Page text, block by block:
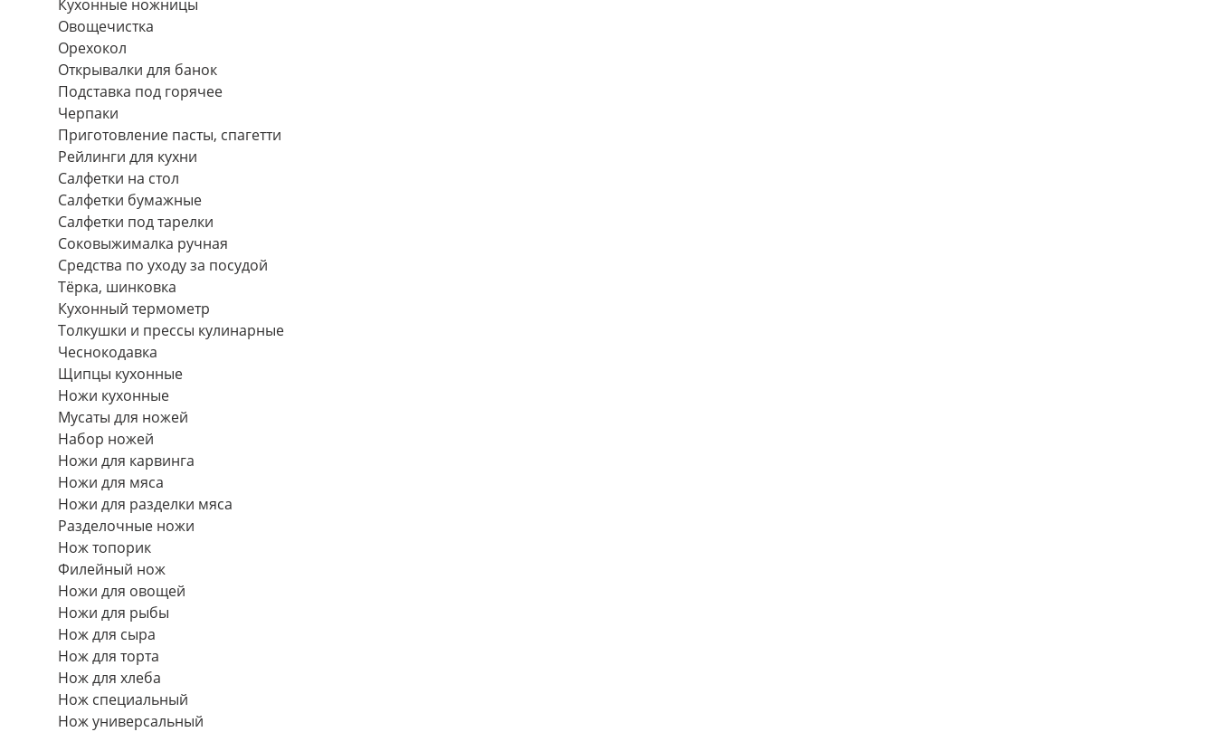
Кухонные ножницы
Овощечистка
Орехокол
Открывалки для банок
Подставка под горячее
Черпаки
Приготовление пасты, спагетти
Рейлинги для кухни
Салфетки на стол
Салфетки бумажные
Салфетки под тарелки
Соковыжималка ручная
Средства по уходу за посудой
Тëрка, шинковка
Кухонный термометр
Толкушки и прессы кулинарные
Чеснокодавка
Щипцы кухонные
Ножи кухонные
Мусаты для ножей
Набор ножей
Ножи для карвинга
Ножи для мяса
Ножи для разделки мяса
Разделочные ножи
Нож топорик
Филейный нож
Ножи для овощей
Ножи для рыбы
Нож для сыра
Нож для торта
Нож для хлеба
Нож специальный
Нож универсальный